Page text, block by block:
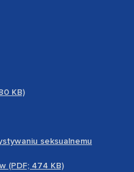
KB)
seksualnemu
(PDF; 474 KB)